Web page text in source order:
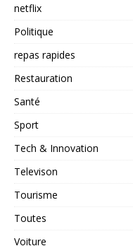
netflix
Politique
repas rapides
Restauration
Santé
Sport
Tech & Innovation
Televison
Tourisme
Toutes
Voiture